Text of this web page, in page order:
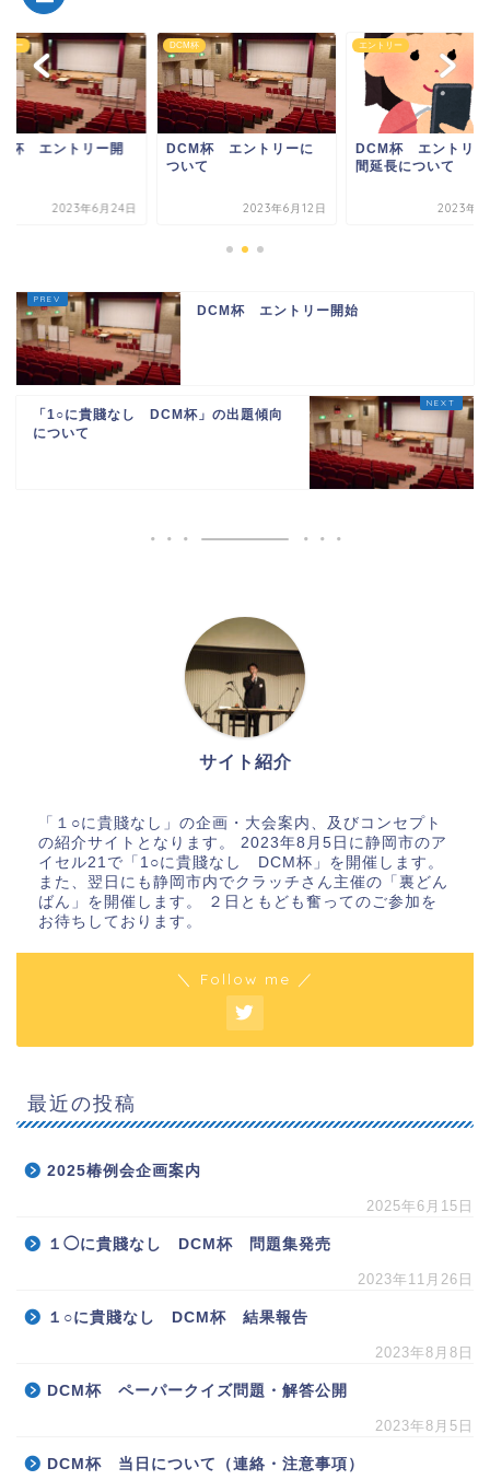
リー
杯 エントリー開
2023年6月24日
DCM杯
DCM杯 エントリーに
ついて
2023年6月12日
エントリー
DCM杯 エントリー
間延長について
2023年8
DCM杯 エントリー開始
「1○に貴賤なし DCM杯」の出題傾向
について
サイト紹介
「１○に貴賤なし」の企画・大会案内、及びコンセプト
の紹介サイトとなります。 2023年8月5日に静岡市のア
イセル21で「1○に貴賤なし DCM杯」を開催します。
また、翌日にも静岡市内でクラッチさん主催の「裏どん
ばん」を開催します。 ２日ともども奮ってのご参加を
お待ちしております。
＼ Follow me ／
最近の投稿
2025椿例会企画案内
2025年6月15日
１◯に貴賤なし DCM杯 問題集発売
2023年11月26日
１○に貴賤なし DCM杯 結果報告
2023年8月8日
DCM杯 ペーパークイズ問題・解答公開
2023年8月5日
DCM杯 当日について（連絡・注意事項）